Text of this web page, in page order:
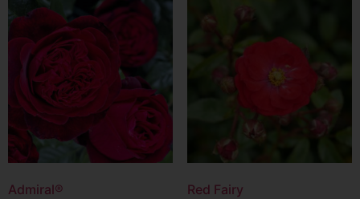
Admiral® Red Fairy